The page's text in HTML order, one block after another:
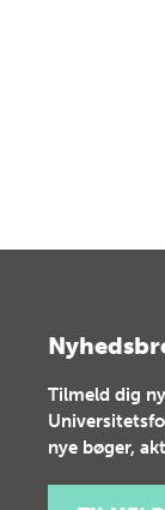
Tilmeld dig
nye bøger,